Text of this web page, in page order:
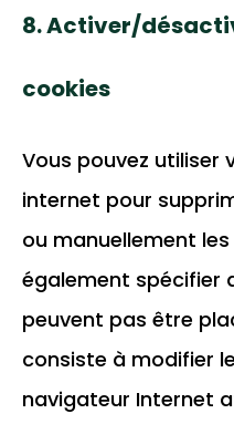
8. Activer/
cookies
Vous pouvez utiliser
internet pour
ou manuellement
également spécifier
peuvent pas être
consiste à modifier
navigateur Internet